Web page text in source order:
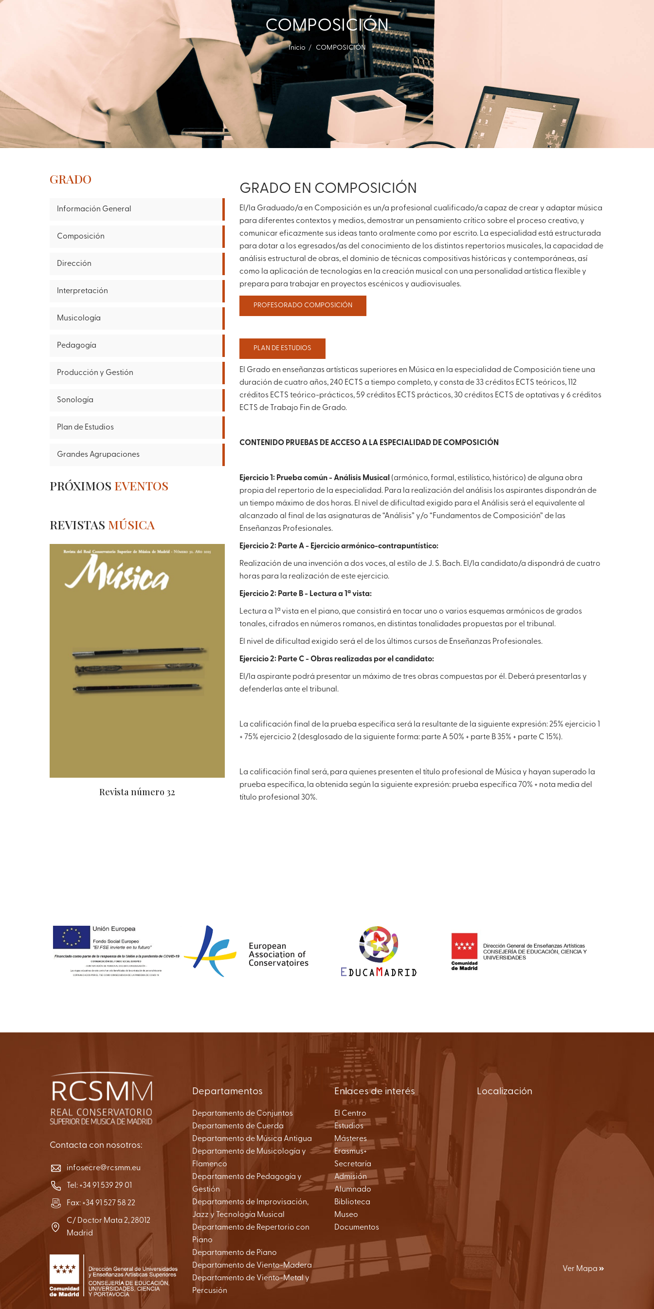
COMPOSICIÓN
Inicio COMPOSICIÓN
GRADO EN COMPOSICIÓN
El/la Graduado/a en Composición es un/a profesional cualificado/a capaz de crear y adaptar música
para diferentes contextos y medios, demostrar un pensamiento crítico sobre el proceso creativo, y
comunicar eficazmente sus ideas tanto oralmente como por escrito. La especialidad está estructurada
para dotar a los egresados/as del conocimiento de los distintos repertorios musicales, la capacidad de
análisis estructural de obras, el dominio de técnicas compositivas históricas y contemporáneas, así
como la aplicación de tecnologías en la creación musical con una personalidad artística flexible y
prepara para trabajar en proyectos escénicos y audiovisuales.
PROFESORADO COMPOSICIÓN
PLAN DE ESTUDIOS
El Grado en enseñanzas artísticas superiores en Música en la especialidad de Composición tiene una
duración de cuatro años, 240 ECTS a tiempo completo, y consta de 33 créditos ECTS teóricos, 112
créditos ECTS teórico-prácticos, 59 créditos ECTS prácticos, 30 créditos ECTS de optativas y 6 créditos
ECTS de Trabajo Fin de Grado.
CONTENIDO PRUEBAS DE ACCESO A LA ESPECIALIDAD DE COMPOSICIÓN
Ejercicio 1: Prueba común - Análisis Musical (armónico, formal, estilístico, histórico) de alguna obra
propia del repertorio de la especialidad. Para la realización del análisis los aspirantes dispondrán de
un tiempo máximo de dos horas. El nivel de dificultad exigido para el Análisis será el equivalente al
alcanzado al final de las asignaturas de “Análisis” y/o “Fundamentos de Composición” de las
Enseñanzas Profesionales.
Ejercicio 2: Parte A - Ejercicio armónico-contrapuntístico:
Realización de una invención a dos voces, al estilo de J. S. Bach. El/la candidato/a dispondrá de cuatro
horas para la realización de este ejercicio.
Ejercicio 2: Parte B - Lectura a 1ª vista:
Lectura a 1ª vista en el piano, que consistirá en tocar uno o varios esquemas armónicos de grados
tonales, cifrados en números romanos, en distintas tonalidades propuestas por el tribunal.
El nivel de dificultad exigido será el de los últimos cursos de Enseñanzas Profesionales.
Ejercicio 2: Parte C - Obras realizadas por el candidato:
El/la aspirante podrá presentar un máximo de tres obras compuestas por él. Deberá presentarlas y
defenderlas ante el tribunal.
La calificación final de la prueba específica será la resultante de la siguiente expresión: 25% ejercicio 1
+ 75% ejercicio 2 (desglosado de la siguiente forma: parte A 50% + parte B 35% + parte C 15%).
La calificación final será, para quienes presenten el título profesional de Música y hayan superado la
prueba específica, la obtenida según la siguiente expresión: prueba específica 70% + nota media del
título profesional 30%.
GRADO
Información General
Composición
Dirección
Interpretación
Musicología
Pedagogía
Producción y Gestión
Sonología
Plan de Estudios
Grandes Agrupaciones
PRÓXIMOS EVENTOS
REVISTAS MÚSICA
Revista número 31 Revista Nº30 RCSMM
Contacta con nosotros:
infosecre@rcsmm.eu
Tel: +34 91 539 29 01
Fax: +34 91 527 58 22
C/ Doctor Mata 2, 28012
Madrid
Departamentos
Departamento de Conjuntos
Departamento de Cuerda
Departamento de Música Antigua
Departamento de Musicología y
Flamenco
Departamento de Pedagogía y
Gestión
Departamento de Improvisación,
Jazz y Tecnología Musical
Departamento de Repertorio con
Piano
Departamento de Piano
Departamento de Viento-Madera
Departamento de Viento-Metal y
Percusión
Enlaces de interés
El Centro
Estudios
Másteres
Erasmus+
Secretaría
Admisión
Alumnado
Biblioteca
Museo
Documentos
Localización
Ver Mapa